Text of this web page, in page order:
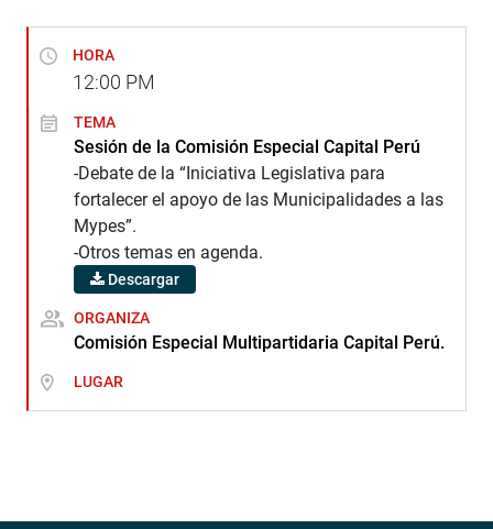
HORA
12:00 PM
TEMA
Sesión de la Comisión Especial Capital Perú
-Debate de la “Iniciativa Legislativa para
fortalecer el apoyo de las Municipalidades a las
Mypes”.
-Otros temas en agenda.
Descargar
ORGANIZA
Comisión Especial Multipartidaria Capital Perú.
LUGAR